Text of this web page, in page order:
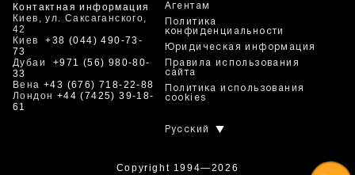
Контактная информация
Киев, ул. Саксаганского,
42
Киев+38 (044) 490-73-
73
Дубаи +971 (56) 980-80-
33
Вена +43 (676) 718-22-88
Лондон +44 (7425) 39-18-
61
Агентам
Политика
конфиденциальности
Юридическая информация
Правила использования
сайта
Политика использования
cookies
Русский
Copyright 1994—2026